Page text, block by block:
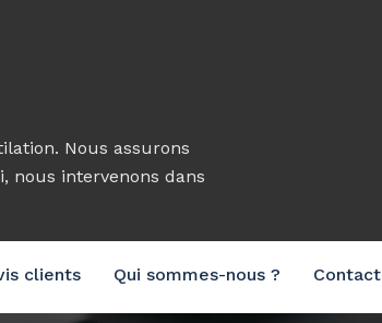
Nous assurons
nous intervenons dans
clients Qui sommes-nous ? Contact